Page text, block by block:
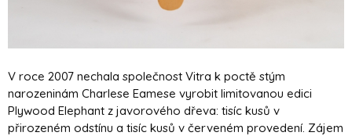
V roce 2007 nechala společnost Vitra k poctě stým
narozeninám Charlese Eamese vyrobit limitovanou edici
Plywood Elephant z javorového dřeva: tisíc kusů v
přirozeném odstínu a tisíc kusů v červeném provedení. Zájem